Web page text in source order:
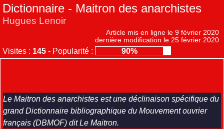
Dictionnaire - Maitron des anarchistes
Hugues Lenoir
Article mis en ligne le 9 février 2020
dernière modification le 25 février 2020
Visites : 145 - Popularité : 90%
Le Maitron des anarchistes est une déclinaison spécifique du
grandDictionnaire bibliographique du Mouvement ouvrier
français (DBMOF) dit Le Maitron.